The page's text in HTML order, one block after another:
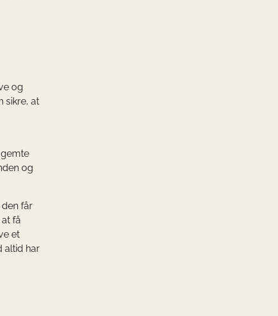
og
sikre, at
og
får
få
et
altid har